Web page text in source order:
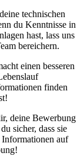
technischen
du Kenntnisse in
hast, lass uns
bereichern.
einen besseren
finden
deine Bewerbung
sicher, dass sie
auf